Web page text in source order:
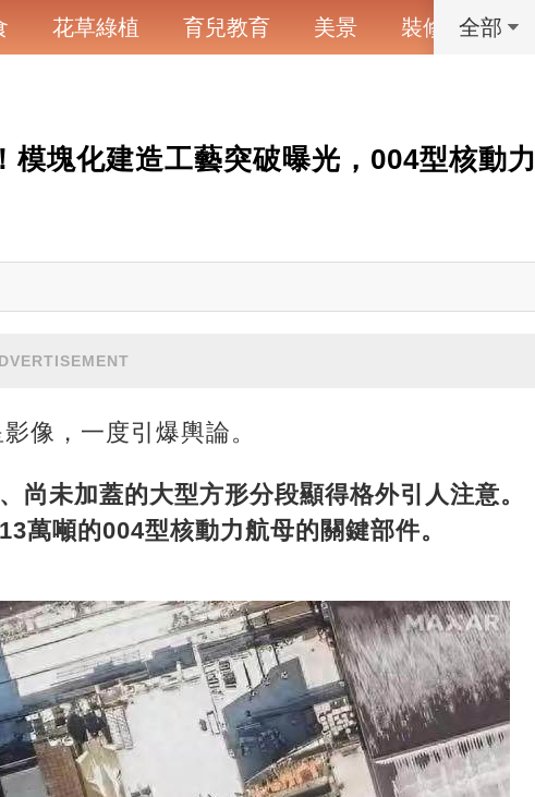
花草綠植 育兒教育 美景 裝修 寵物
全部
塊化建造工藝突破曝光，004型核動力
像，一度引爆輿論。
尚未加蓋的大型方形分段顯得格外引人注意。
萬噸的004型核動力航母的關鍵部件。